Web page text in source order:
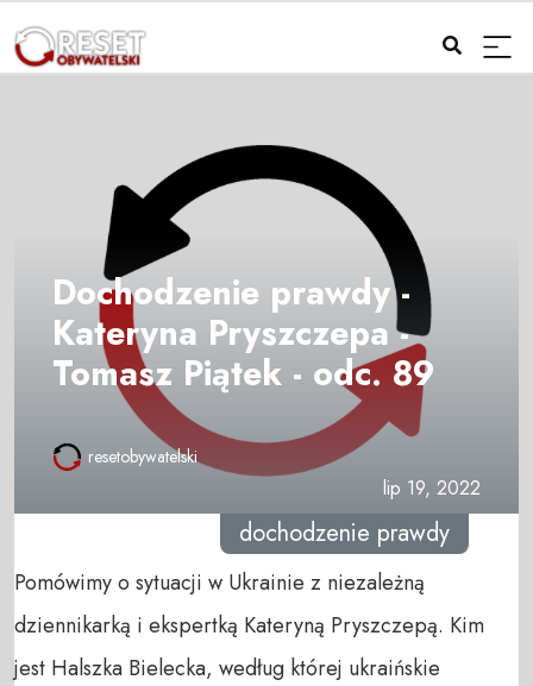
Dochodzenie prawdy -
Kateryna Pryszczepa -
Tomasz Piątek - odc. 89
resetobywatelski
lip 19, 2022
dochodzenie prawdy
Pomówimy o sytuacji w Ukrainie z niezależną
dziennikarką i ekspertką Kateryną Pryszczepą. Kim
jest Halszka Bielecka, według której ukraińskie